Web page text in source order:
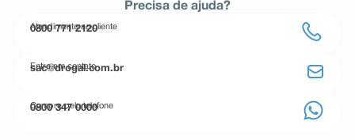
Precisa de ajuda?
Atendimento ao cliente
0800 771 2120
Entre em contato
sac@drogal.com.br
Compre pelo telefone
0800 347 0000